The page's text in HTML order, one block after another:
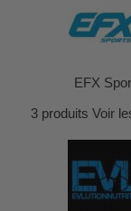
EFX
3 produits Voir